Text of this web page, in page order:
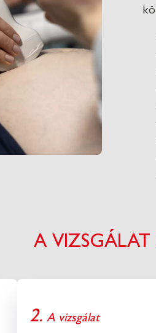
A VIZSGÁLAT
2. A vizsgálat